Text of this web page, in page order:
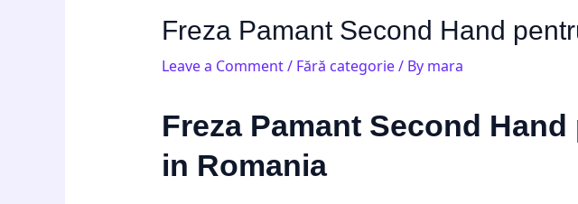
Freza Pamant Second Hand
Leave a Comment/ Fără categorie/ By mara
Freza Pamant Second
in Romania